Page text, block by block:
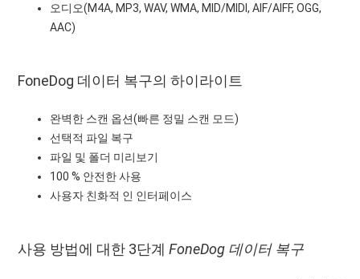
오디오(M4A, MP3, WAV, WMA, MID/MIDI, AIF/AIFF, OGG,
AAC)
FoneDog 데이터 복구의 하이라이트
완벽한 스캔 옵션(빠른 정밀 스캔 모드)
선택적 파일 복구
파일 및 폴더 미리보기
100 % 안전한 사용
사용자 친화적 인 인터페이스
사용 방법에 대한 3단계FoneDog 데이터 복구